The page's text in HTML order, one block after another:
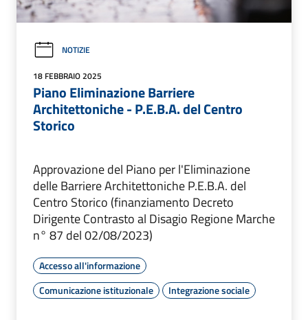
NOTIZIE
18 FEBBRAIO 2025
Piano Eliminazione Barriere
Architettoniche - P.E.B.A. del Centro
Storico
Approvazione del Piano per l'Eliminazione
delle Barriere Architettoniche P.E.B.A. del
Centro Storico (finanziamento Decreto
Dirigente Contrasto al Disagio Regione Marche
n° 87 del 02/08/2023)
Accesso all'informazione
Comunicazione istituzionale
Integrazione sociale